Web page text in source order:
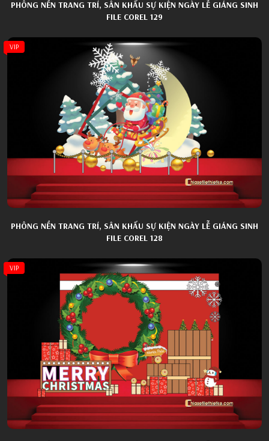
PHÔNG NỀN TRANG TRÍ, SÂN KHẤU SỰ KIỆN NGÀY LỄ GIÁNG SINH
FILE COREL 129
VIP
PHÔNG NỀN TRANG TRÍ, SÂN KHẤU SỰ KIỆN NGÀY LỄ GIÁNG SINH
FILE COREL 128
VIP